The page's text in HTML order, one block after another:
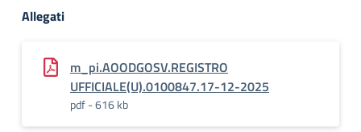
Allegati
m_pi.AOODGOSV.REGISTRO
UFFICIALE(U).0100847.17-12-2025
pdf - 616 kb